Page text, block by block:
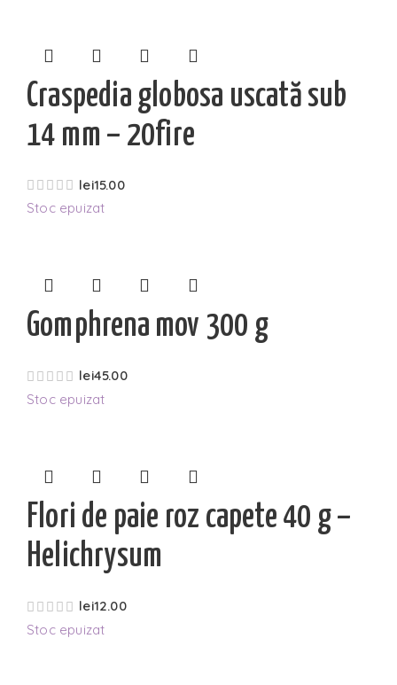
Craspedia globosa uscată sub
14 mm – 20fire
lei15.00
Stoc epuizat
Gomphrena mov 300 g
lei45.00
Stoc epuizat
Flori de paie roz capete 40 g –
Helichrysum
lei12.00
Stoc epuizat